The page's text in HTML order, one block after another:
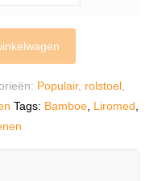
Populair, rolstoel
Tags: Bamboe Liromed